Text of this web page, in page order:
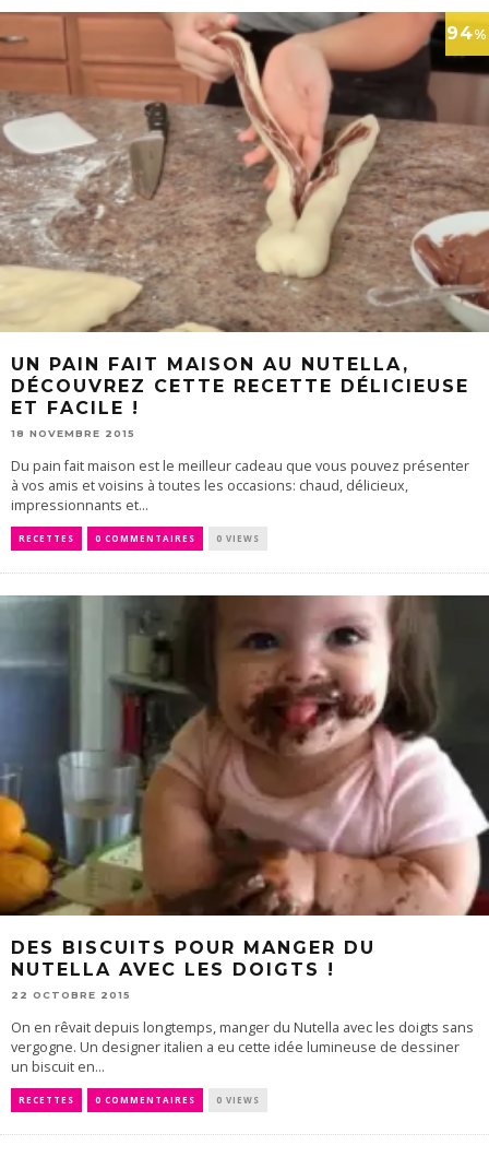
94%
UN PAIN FAIT MAISON AU NUTELLA,
DÉCOUVREZ CETTE RECETTE DÉLICIEUSE
ET FACILE !
18 NOVEMBRE 2015
Du pain fait maison est le meilleur cadeau que vous pouvez présenter
à vos amis et voisins à toutes les occasions: chaud, délicieux,
impressionnants et...
RECETTES 0 COMMENTAIRES 0 VIEWS
DES BISCUITS POUR MANGER DU
NUTELLA AVEC LES DOIGTS !
22 OCTOBRE 2015
On en rêvait depuis longtemps, manger du Nutella avec les doigts sans
vergogne. Un designer italien a eu cette idée lumineuse de dessiner
un biscuit en...
RECETTES 0 COMMENTAIRES 0 VIEWS